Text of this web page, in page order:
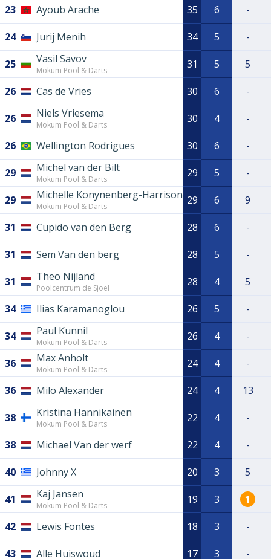
23 Ayoub Arache 35 6 -
24 Jurij Menih 34 5 -
25 Vasil Savov
Mokum Pool & Darts 31 5 5
26 Cas de Vries 30 6 -
26 Niels Vriesema
Mokum Pool & Darts 30 4 -
26 Wellington Rodrigues 30 6 -
29 Michel van der Bilt
Mokum Pool & Darts 29 5 -
29 Michelle Konynenberg-Harrison
Mokum Pool & Darts 29 6 9
31 Cupido van den Berg 28 6 -
31 Sem Van den berg 28 5 -
31 Theo Nijland
Poolcentrum de Sjoel 28 4 5
34 Ilias Karamanoglou 26 5 -
34 Paul Kunnil
Mokum Pool & Darts 26 4 -
36 Max Anholt
Mokum Pool & Darts 24 4 -
36 Milo Alexander 24 4 13
38 Kristina Hannikainen
Mokum Pool & Darts 22 4 -
38 Michael Van der werf 22 4 -
40 Johnny X 20 3 5
41 Kaj Jansen
Mokum Pool & Darts 19 3 1
42 Lewis Fontes 18 3 -
43 Alle Huiswoud 17 3 -